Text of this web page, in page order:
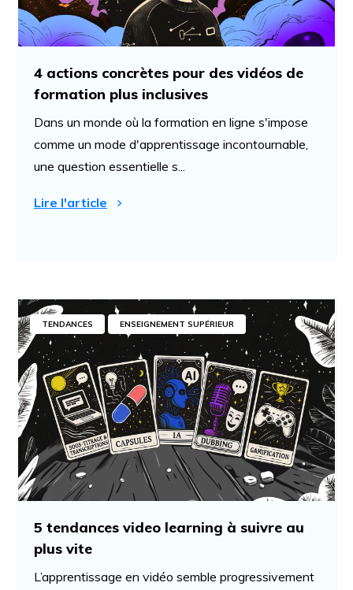
4 actions concrètes pour des vidéos de
formation plus inclusives
Dans un monde où la formation en ligne s'impose
comme un mode d'apprentissage incontournable,
une question essentielle s...
Lire l'article
TENDANCES ENSEIGNEMENT SUPÉRIEUR
5 tendances video learning à suivre au
plus vite
L’apprentissage en vidéo semble progressivement